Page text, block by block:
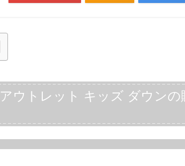
ウトレット キッズ ダウンの